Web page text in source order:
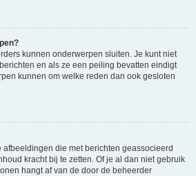
kunnen onderwerpen sluiten. Je kunt niet
en als ze een peiling bevatten eindigt
kunnen om welke reden dan ook gesloten
die met berichten geassocieerd
kracht bij te zetten. Of je al dan niet gebruik
hangt af van de door de beheerder